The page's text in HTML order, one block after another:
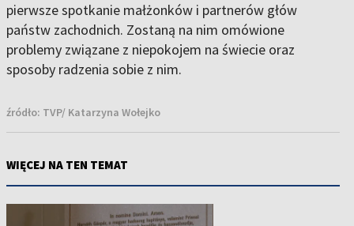
pierwsze spotkanie małżonków i partnerów głów
państw zachodnich. Zostaną na nim omówione
problemy związane z niepokojem na świecie oraz
sposoby radzenia sobie z nim.
źródło: TVP/ Katarzyna Wołejko
WIĘCEJ NA TEN TEMAT